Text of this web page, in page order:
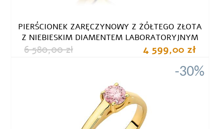
PIERŚCIONEK ZARĘCZYNOWY Z ŻÓŁTEGO ZŁOTA
Z NIEBIESKIM DIAMENTEM LABORATORYJNYM
6 580,00 zł 4 599,00 zł
-30%